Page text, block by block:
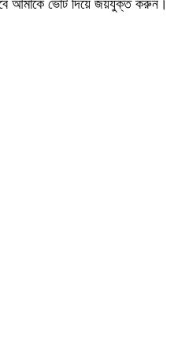
আমাকে ভোট দিয়ে জয়যুক্ত করুন।